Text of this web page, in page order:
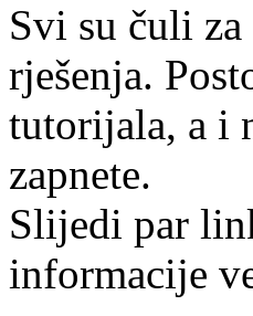
Svi su čuli
rješenja.
tutorijala, a i
zapnete.
Slijedi par
informacije